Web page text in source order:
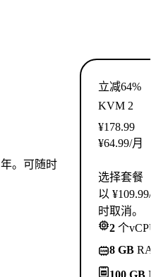
。可随时
立减64%
KVM 2
¥178.99
¥64.99/月
选择套餐
以
时取消。
2 个
8 GB
100 GB